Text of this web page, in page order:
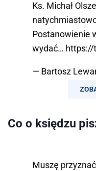
Ks. Michał
Postanowienie
wydać… https://
— Bartosz
Co o księdzu
Muszę